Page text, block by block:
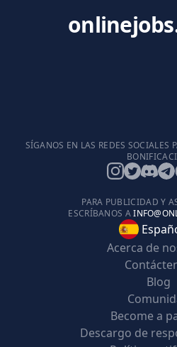
SÍGANOS EN LAS REDES SOCIALES
PARA PUBLICIDAD Y
ESCRÍBANOS A
Acerca de
Blog
Become a
Descargo de